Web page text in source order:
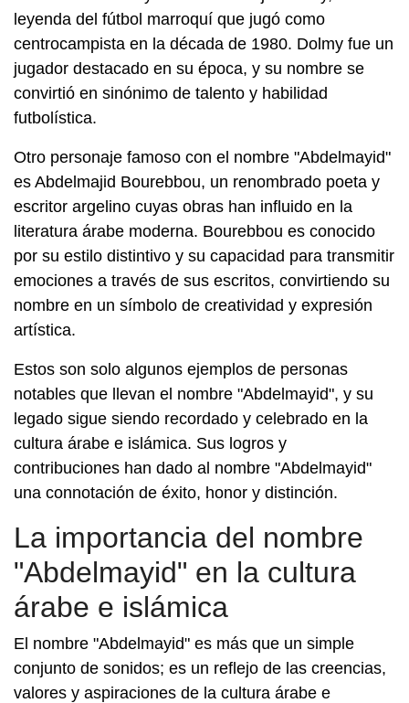
leyenda del fútbol marroquí que jugó como
centrocampista en la década de 1980. Dolmy fue un
jugador destacado en su época, y su nombre se
convirtió en sinónimo de talento y habilidad
futbolística.
Otro personaje famoso con el nombre "Abdelmayid"
es Abdelmajid Bourebbou, un renombrado poeta y
escritor argelino cuyas obras han influido en la
literatura árabe moderna. Bourebbou es conocido
por su estilo distintivo y su capacidad para transmitir
emociones a través de sus escritos, convirtiendo su
nombre en un símbolo de creatividad y expresión
artística.
Estos son solo algunos ejemplos de personas
notables que llevan el nombre "Abdelmayid", y su
legado sigue siendo recordado y celebrado en la
cultura árabe e islámica. Sus logros y
contribuciones han dado al nombre "Abdelmayid"
una connotación de éxito, honor y distinción.
La importancia del nombre
"Abdelmayid" en la cultura
árabe e islámica
El nombre "Abdelmayid" es más que un simple
conjunto de sonidos; es un reflejo de las creencias,
valores y aspiraciones de la cultura árabe e